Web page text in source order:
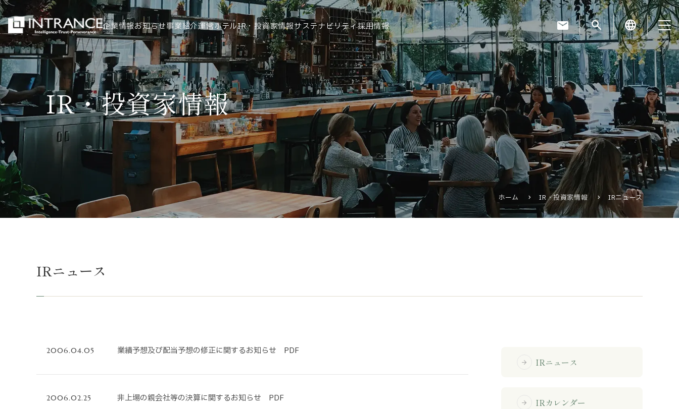
企業情報お知らせ事業紹介運営ホテルIR・投資家情報サステナビリティ採用情報 mail search language
トップ
企業情報
会社概要
代表者挨拶
グループ一覧
経営理念
事業紹介
運営ホテル
IR・投資家情報
IRニュース
IRカレンダー
IRライブラリ
株式情報
財務・業績情報
IRイベント
取組事例
お知らせ
お役立ちコラム
採用情報
お問い合わせ
勧誘方針
IR・投資家情報
ホーム IR・投資家情報 IRニュース
IRニュース
2006.04.05 業績予想及び配当予想の修正に関するお知らせ PDF
2006.02.25 非上場の親会社等の決算に関するお知らせ PDF
arrow_forward IRニュース
arrow_forward IRカレンダー